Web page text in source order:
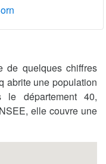
de quelques chiffres
abrite une population
le département 40,
elle couvre une